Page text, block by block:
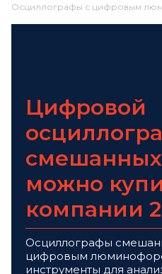
Осциллографы с цифровым
Цифровой
смешанных
можно
компании
Осциллографы
цифровым
инструменты для